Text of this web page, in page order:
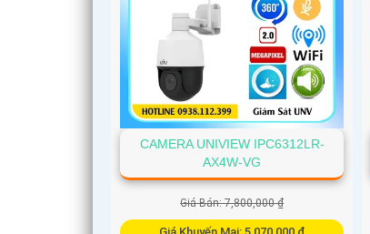
CAMERA UNIVIEW IPC6312LR-
AX4W-VG
Giá Bán: 7,800,000 ₫